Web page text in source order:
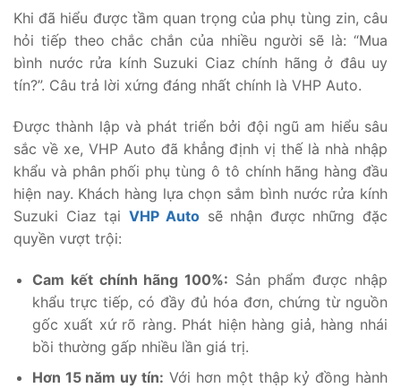
Khi đã hiểu được tầm quan trọng của phụ tùng zin, câu
hỏi tiếp theo chắc chắn của nhiều người sẽ là: “Mua
bình nước rửa kính Suzuki Ciaz chính hãng ở đâu uy
tín?”. Câu trả lời xứng đáng nhất chính là VHP Auto.
Được thành lập và phát triển bởi đội ngũ am hiểu sâu
sắc về xe, VHP Auto đã khẳng định vị thế là nhà nhập
khẩu và phân phối phụ tùng ô tô chính hãng hàng đầu
hiện nay. Khách hàng lựa chọn sắm bình nước rửa kính
Suzuki Ciaz tại VHP Auto sẽ nhận được những đặc
quyền vượt trội:
Cam kết chính hãng 100%: Sản phẩm được nhập
khẩu trực tiếp, có đầy đủ hóa đơn, chứng từ nguồn
gốc xuất xứ rõ ràng. Phát hiện hàng giả, hàng nhái
bồi thường gấp nhiều lần giá trị.
Hơn 15 năm uy tín: Với hơn một thập kỷ đồng hành